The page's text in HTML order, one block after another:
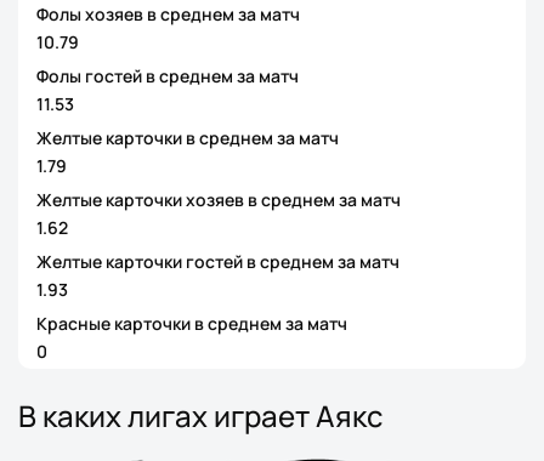
Фолы хозяев в среднем за матч
10.79
Фолы гостей в среднем за матч
11.53
Желтые карточки в среднем за матч
1.79
Желтые карточки хозяев в среднем за матч
1.62
Желтые карточки гостей в среднем за матч
1.93
Красные карточки в среднем за матч
0
В каких лигах играет Аякс